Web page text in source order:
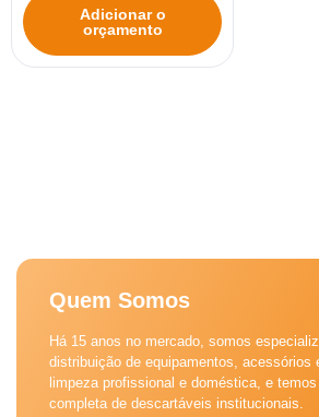
Adicionar o
orçamento
Quem Somos
Há 15 anos no mercado, somos
distribuição de equipamentos, acessórios
limpeza profissional e doméstica, e
completa de descartáveis institucionais.